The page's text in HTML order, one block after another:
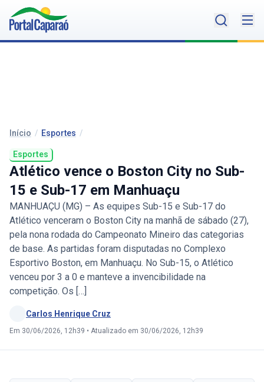
Início / Esportes /
Esportes
Atlético vence o Boston City no Sub-
15 e Sub-17 em Manhuaçu
MANHUAÇU (MG) – As equipes Sub-15 e Sub-17 do
Atlético venceram o Boston City na manhã de sábado (27),
pela nona rodada do Campeonato Mineiro das categorias
de base. As partidas foram disputadas no Complexo
Esportivo Boston, em Manhuaçu. No Sub-15, o Atlético
venceu por 3 a 0 e manteve a invencibilidade na
competição. Os […]
Carlos Henrique Cruz
Em 30/06/2026, 12h39 • Atualizado em 30/06/2026, 12h39